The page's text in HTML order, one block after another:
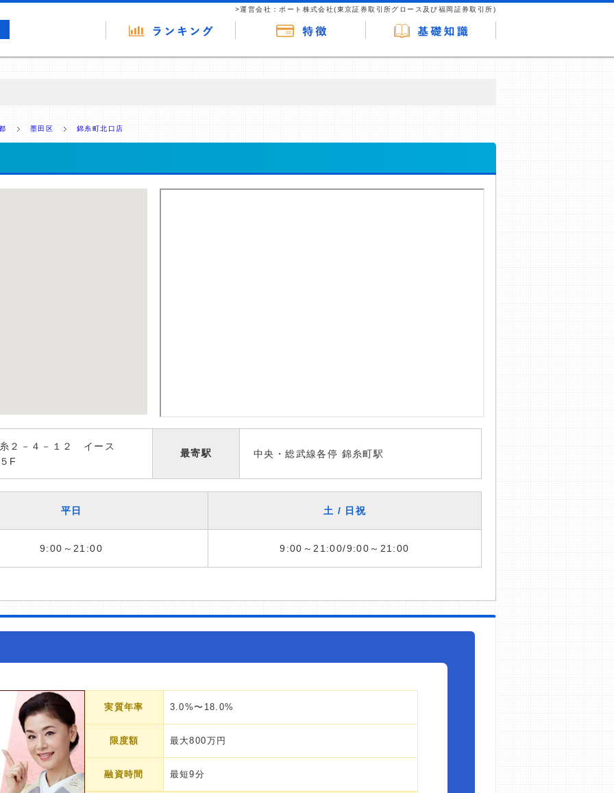
>運営会社：ポート株式会社(東京証券取引所グロース及び福岡証券取引所)
供を行っています。
墨田区 錦糸町北口店
２－４－１２ イース
F
最寄駅 中央・総武線各停 錦糸町駅
平日 土 / 日祝
9:00～21:00 9:00～21:00/9:00～21:00
実質年率 3.0%〜18.0%
限度額 最大800万円
融資時間 最短9分